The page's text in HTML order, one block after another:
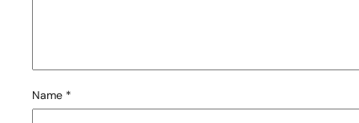
Name *